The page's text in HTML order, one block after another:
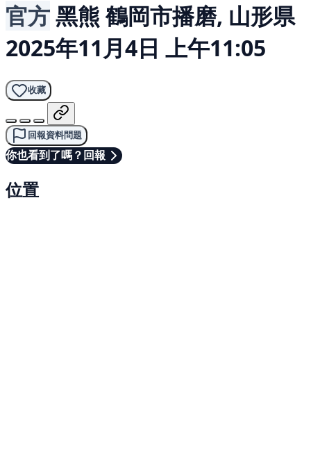
官方黑熊 鶴岡市播磨, 山形県
2025年11月4日 上午11:05
收藏
回報資料問題
你也看到了嗎？回報
位置